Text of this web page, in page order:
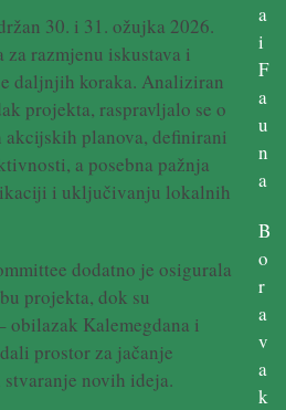
30. i 31. ožujka 2026.
razmjenu iskustava i
daljnjih koraka. Analiziran
projekta, raspravljalo se o
planova, definirani
a posebna pažnja
i uključivanju lokalnih
dodatno je osigurala
projekta, dok su
obilazak Kalemegdana i
prostor za jačanje
novih ideja.
a
i
F
a
u
n
a
B
o
r
a
v
a
k